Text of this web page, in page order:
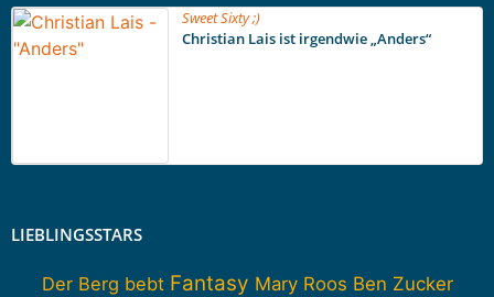
Sweet Sixty ;)
Christian Lais ist irgendwie „Anders“
LIEBLINGSSTARS
Der Berg bebt Fantasy Mary Roos Ben Zucker